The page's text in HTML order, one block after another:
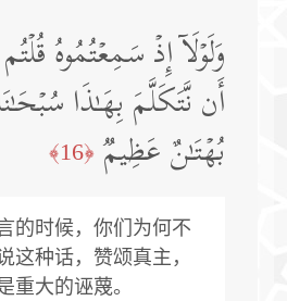
وَلَوۡلَاۤ إِذۡ سَمِعۡتُمُوهُ
أَن نَّتَكَلَّمَ بِهَـٰذَا
بُهۡتَـٰنٌ عَظِیمࣱ ﴿16﴾
的时候，你们为何不
这种话，赞颂真主，
重大的诬蔑。